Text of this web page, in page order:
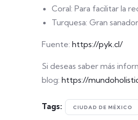
Coral: Para facilitar la
Turquesa: Gran
Fuente: https://pyk.cl/
Si deseas saber más
blog: https://
Tags: CIUDAD DE MÉXICO